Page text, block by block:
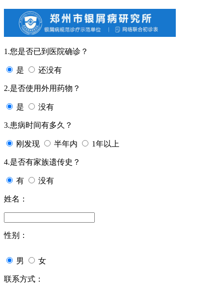
1.您是否已到医院确诊？
是 还没有
2.是否使用外用药物？
是 没有
3.患病时间有多久？
刚发现 半年内 1年以上
4.是否有家族遗传史？
有 没有
姓名：
性别：
男 女
联系方式：